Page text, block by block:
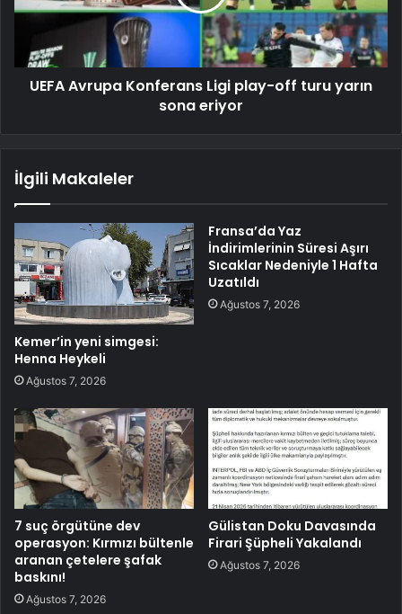
UEFA Avrupa Konferans Ligi play-off turu yarın
sona eriyor
İlgili Makaleler
Kemer’in yeni simgesi:
Henna Heykeli
Ağustos 7, 2026
Fransa’da Yaz
İndirimlerinin Süresi Aşırı
Sıcaklar Nedeniyle 1 Hafta
Uzatıldı
Ağustos 7, 2026
7 suç örgütüne dev
operasyon: Kırmızı bültenle
aranan çetelere şafak
baskını!
Ağustos 7, 2026
Gülistan Doku Davasında
Firari Şüpheli Yakalandı
Ağustos 7, 2026